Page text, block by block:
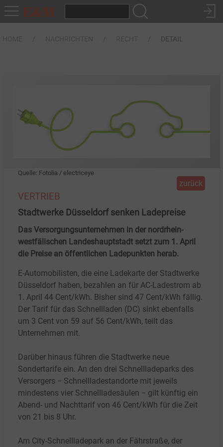
DETAIL
Quelle: Fotolia / electriceye
zurück
VERTRIEB
Stadtwerke Düsseldorf senken Ladepreise
Das Versorgungsunternehmen in der nordrhein-
westfälischen Landeshauptstadt setzt zum 1. April
die Preise an öffentlichen Ladepunkten herab.
E-Automobilisten, die eine Ladekarte der Stadtwerke
Düsseldorf haben, bezahlen an für AC-Ladestrom ab
1.
April 44 Cent/kWh. Bisher sind 47 Cent/kWh fällig.
Der Tarif für das Schnellladen (DC) sinkt ebenfalls
um 3 Cent von 59 auf 56 Cent/kWh, teilt das
Unternehmen mit.
Darüber hinaus führen die Stadtwerke neue
Sondertarife ein. An den drei Schnellladeparks des
Versorgers − Schnellladestandorte mit jeweils
mindestens vier Schnellladesäulen − gilt künftig ein
Abend- und Nachttarif von 46 Cent/kWh für die Zeit
von 21 bis 8 Uhr.
Am City-Schnellladepark an der Fährstraße, der